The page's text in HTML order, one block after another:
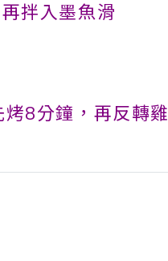
拌入墨魚滑
8分鐘，再反轉雞